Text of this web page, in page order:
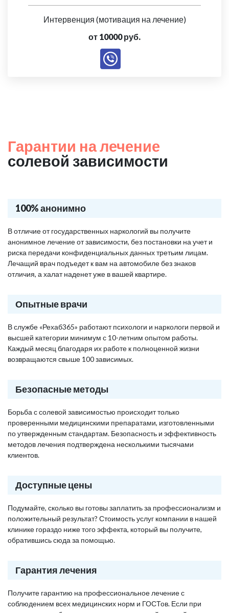
Интервенция (мотивация на лечение)
от 10000 руб.
Гарантии на лечение
солевой зависимости
100% анонимно
В отличие от государственных наркологий вы получите
анонимное лечение от зависимости, без постановки на учет и
риска передачи конфиденциальных данных третьим лицам.
Лечащий врач подъедет к вам на автомобиле без знаков
отличия, а халат наденет уже в вашей квартире.
Опытные врачи
В службе «Рехаб365» работают психологи и наркологи первой и
высшей категории минимум с 10-летним опытом работы.
Каждый месяц благодаря их работе к полноценной жизни
возвращаются свыше 100 зависимых.
Безопасные методы
Борьба с солевой зависимостью происходит только
проверенными медицинскими препаратами, изготовленными
по утвержденным стандартам. Безопасность и эффективность
методов лечения подтверждена несколькими тысячами
клиентов.
Доступные цены
Подумайте, сколько вы готовы заплатить за профессионализм и
положительный результат? Стоимость услуг компании в нашей
клинике гораздо ниже того эффекта, который вы получите,
обратившись сюда за помощью.
Гарантия лечения
Получите гарантию на профессиональное лечение с
соблюдением всех медицинских норм и ГОСТов. Если при